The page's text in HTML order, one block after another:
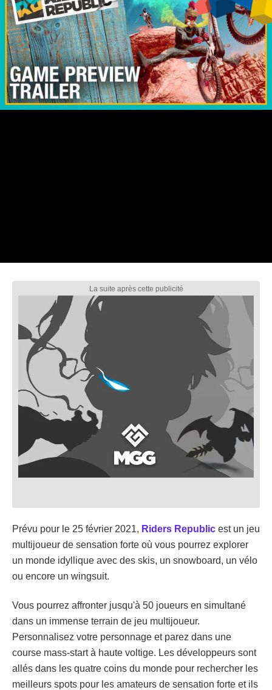
Prévu pour le 25 février 2021, Riders Republic est un jeu
multijoueur de sensation forte où vous pourrez explorer
un monde idyllique avec des skis, un snowboard, un vélo
ou encore un wingsuit.
Vous pourrez affronter jusqu'à 50 joueurs en simultané
dans un immense terrain de jeu multijoueur.
Personnalisez votre personnage et parez dans une
course mass-start à haute voltige. Les développeurs sont
allés dans les quatre coins du monde pour rechercher les
meilleurs spots pour les amateurs de sensation forte et ils